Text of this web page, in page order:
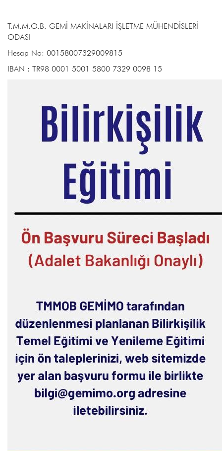
T.M.M.O.B. GEMİ MAKİNALARI İŞLETME MÜHENDİSLERİ
ODASI
Hesap No: 00158007329009815
IBAN : TR98 0001 5001 5800 7329 0098 15